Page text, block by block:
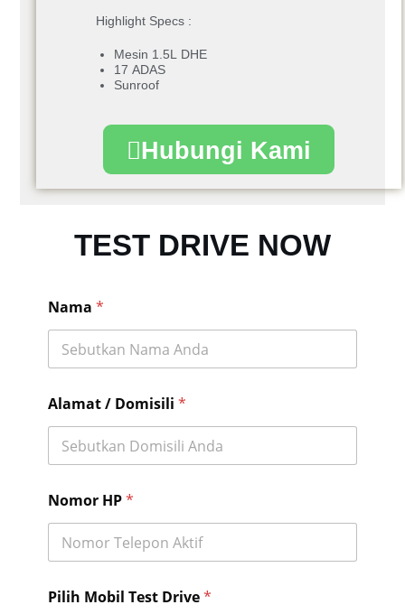
Highlight Specs :
Mesin 1.5L DHE
17 ADAS
Sunroof
Hubungi Kami
TEST DRIVE NOW
Nama*
P
i
i
N
o
m
r
Alamat / Domisili*
Nomor HP*
Pilih Mobil Test Drive*